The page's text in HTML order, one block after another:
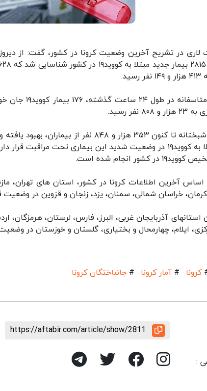
وی با بیان
رسید.
اساس آخرین اطلاعات کرونا در کشور، استان های تهران،
خراسان شمالی، سمنان، یزد، زنجان و قزوین در وضعیت
آذربایجان غربی، البرز، فارس، لرستان، هرمزگان،
ایلام، چهارمحال و بختیاری، گلستان و خوزستان در
کرونا # آمار کرونا # جانباختگان کرونا
https://aftabir.com/article/show/2811
: